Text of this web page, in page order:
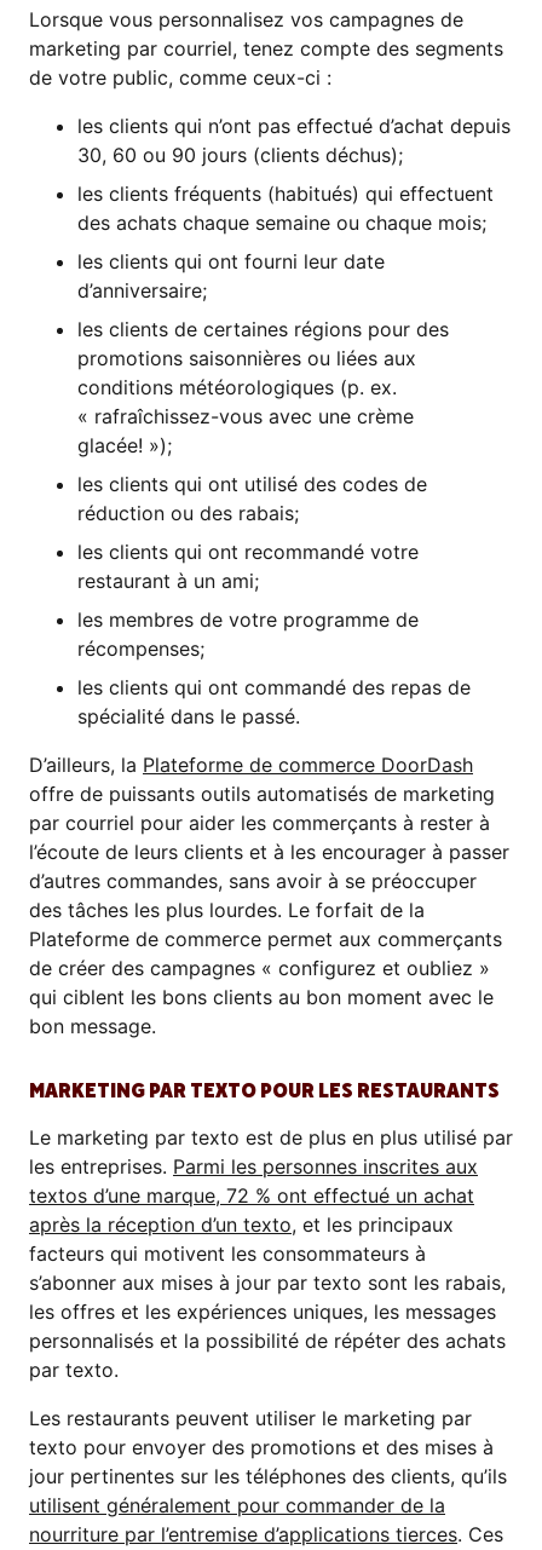
Lorsque vous personnalisez vos campagnes de
marketing par courriel, tenez compte des segments
de votre public, comme ceux-ci :
les clients qui n’ont pas effectué d’achat depuis
30, 60 ou 90 jours (clients déchus);
les clients fréquents (habitués) qui effectuent
des achats chaque semaine ou chaque mois;
les clients qui ont fourni leur date
d’anniversaire;
les clients de certaines régions pour des
promotions saisonnières ou liées aux
conditions météorologiques (p. ex.
« rafraîchissez-vous avec une crème
glacée! »);
les clients qui ont utilisé des codes de
réduction ou des rabais;
les clients qui ont recommandé votre
restaurant à un ami;
les membres de votre programme de
récompenses;
les clients qui ont commandé des repas de
spécialité dans le passé.
D’ailleurs, la Plateforme de commerce DoorDash
offre de puissants outils automatisés de marketing
par courriel pour aider les commerçants à rester à
l’écoute de leurs clients et à les encourager à passer
d’autres commandes, sans avoir à se préoccuper
des tâches les plus lourdes. Le forfait de la
Plateforme de commerce permet aux commerçants
de créer des campagnes « configurez et oubliez »
qui ciblent les bons clients au bon moment avec le
bon message.
MARKETING PAR TEXTO POUR LES RESTAURANTS
Le marketing par texto est de plus en plus utilisé par
les entreprises. Parmi les personnes inscrites aux
textos d’une marque, 72 % ont effectué un achat
après la réception d’un texto, et les principaux
facteurs qui motivent les consommateurs à
s’abonner aux mises à jour par texto sont les rabais,
les offres et les expériences uniques, les messages
personnalisés et la possibilité de répéter des achats
par texto.
Les restaurants peuvent utiliser le marketing par
texto pour envoyer des promotions et des mises à
jour pertinentes sur les téléphones des clients, qu’ils
utilisent généralement pour commander de la
nourriture par l’entremise d’applications tierces. Ces